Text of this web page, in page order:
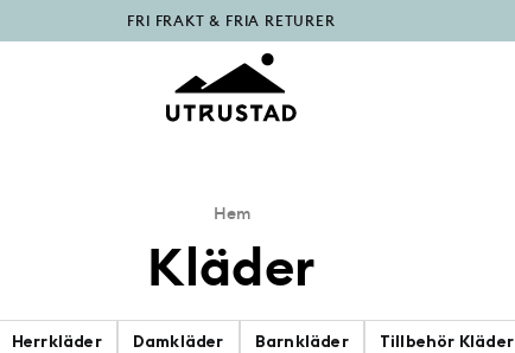
PÅFYLLT I OUTLET
Hem
Kläder
Herrkläder Damkläder Barnkläder Tillbehör Kläder